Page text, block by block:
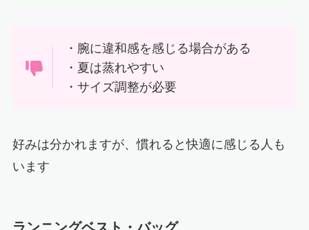
・腕に違和感を感じる場合がある
・夏は蒸れやすい
・サイズ調整が必要
好みは分かれますが、慣れると快適に感じる人も
います